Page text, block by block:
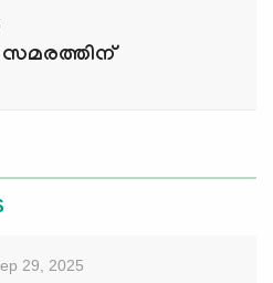
സമരത്തിന്
29, 2025